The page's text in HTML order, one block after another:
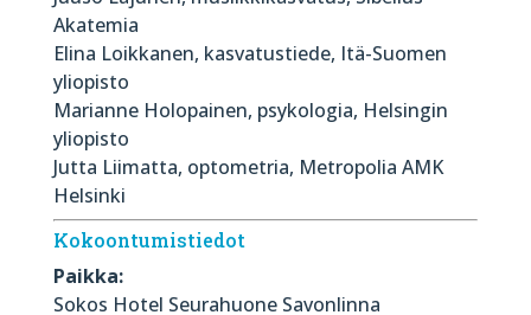
Akatemia
Elina Loikkanen, kasvatustiede, Itä-Suomen
yliopisto
Marianne Holopainen, psykologia, Helsingin
yliopisto
Jutta Liimatta, optometria, Metropolia AMK
Helsinki
Kokoontumistiedot
Paikka:
Sokos Hotel Seurahuone Savonlinna